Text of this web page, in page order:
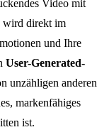
Video mit
wird direkt im
und Ihre
User-Generated-
unzähligen anderen
markenfähiges
ist.